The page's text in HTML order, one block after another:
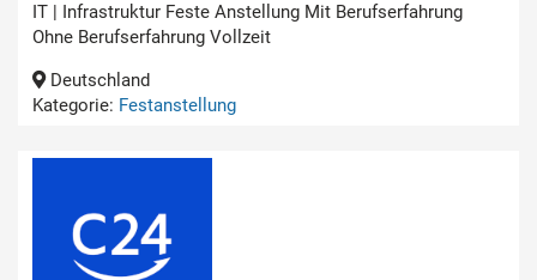
IT | Infrastruktur Feste Anstellung Mit Berufserfahrung
Ohne Berufserfahrung Vollzeit
Deutschland
Kategorie: Festanstellung